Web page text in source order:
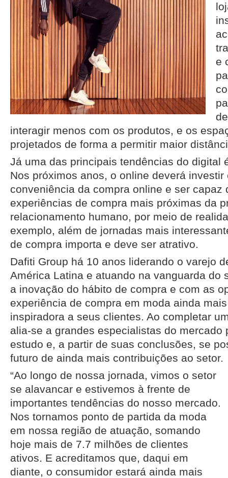
e
interagir menos com os produtos, e os
projetados de forma a permitir maior
Já uma das principais tendências do digital
Nos próximos anos, o online deverá investir
conveniência da compra online e ser capaz
experiências de compra mais próximas da
relacionamento humano, por meio de
exemplo, além de jornadas mais
de compra importa e deve ser atrativo.
Dafiti Group há 10 anos liderando o varejo
América Latina e atuando na vanguarda do
a inovação do hábito de compra e com as
experiência de compra em moda ainda
inspiradora a seus clientes. Ao completar
alia-se a grandes especialistas do mercado
estudo e, a partir de suas conclusões, se
futuro de ainda mais contribuições ao setor.
“Ao longo de nossa jornada, vimos o setor
se alavancar e estivemos à frente de
importantes tendências do nosso mercado.
Nos tornamos ponto de partida da moda
em nossa região de atuação, somando
hoje mais de 7.7 milhões de clientes
ativos. E acreditamos que, daqui em
diante, o consumidor estará ainda mais